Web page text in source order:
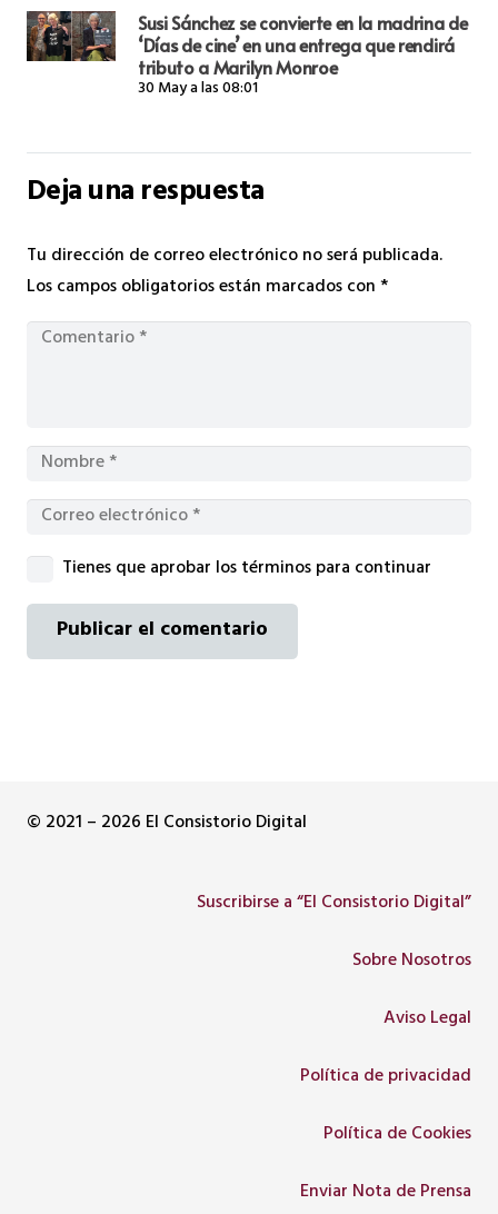
Susi Sánchez se convierte en la madrina de
‘Días de cine’ en una entrega que rendirá
tributo a Marilyn Monroe
30 May a las 08:01
Deja una respuesta
Tu dirección de correo electrónico no será publicada.
Los campos obligatorios están marcados con*
Tienes que aprobar los términos para continuar
Publicar el comentario
© 2021 – 2026 El Consistorio Digital
Suscribirse a “El Consistorio Digital”
Sobre Nosotros
Aviso Legal
Política de privacidad
Política de Cookies
Enviar Nota de Prensa